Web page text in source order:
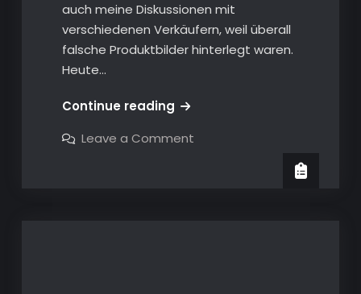
auch meine Diskussionen mit
verschiedenen Verkäufern, weil überall
falsche Produktbilder hinterlegt waren.
Heute…
Continue readingMercedes-
GLC250
Leave a Commenton